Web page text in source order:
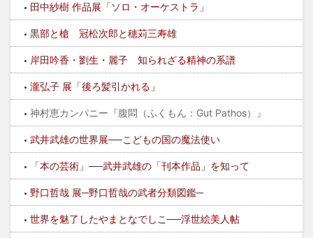
田中紗樹 作品展「ソロ・オーケストラ」
黒部と槍 冠松次郎と穂苅三寿雄
岸田吟香・劉生・麗子 知られざる精神の系譜
瀧弘子 展「後ろ髪引かれる」
神村恵カンパニー『腹悶（ふくもん：Gut Pathos）』
武井武雄の世界展──こどもの国の魔法使い
「本の芸術」──武井武雄の「刊本作品」を知って
野口哲哉 展─野口哲哉の武者分類図鑑─
世界を魅了したやまとなでしこ──浮世絵美人帖